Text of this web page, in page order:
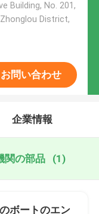
Building, No. 201,
District,
お問い合わせ
企業情報
関の部品 (1)
ボートのエン